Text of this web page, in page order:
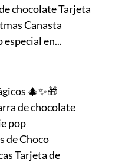
chocolate Tarjeta
Canasta
en...
🎄✨🎁
de chocolate
pop
de Choco
Tarjeta de